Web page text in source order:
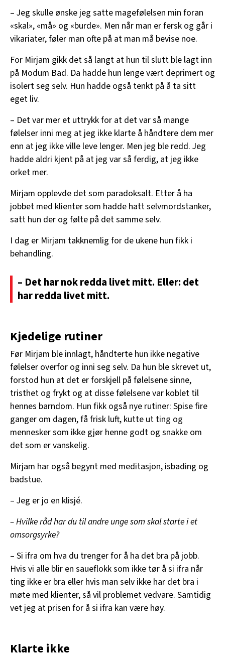
– Jeg skulle ønske jeg satte magefølelsen min foran
«skal», «må» og «burde». Men når man er fersk og går i
vikariater, føler man ofte på at man må bevise noe.
For Mirjam gikk det så langt at hun til slutt ble lagt inn
på Modum Bad. Da hadde hun lenge vært deprimert og
isolert seg selv. Hun hadde også tenkt på å ta sitt
eget liv.
– Det var mer et uttrykk for at det var så mange
følelser inni meg at jeg ikke klarte å håndtere dem mer
enn at jeg ikke ville leve lenger. Men jeg ble redd. Jeg
hadde aldri kjent på at jeg var så ferdig, at jeg ikke
orket mer.
Mirjam opplevde det som paradoksalt. Etter å ha
jobbet med klienter som hadde hatt selvmordstanker,
satt hun der og følte på det samme selv.
I dag er Mirjam takknemlig for de ukene hun fikk i
behandling.
– Det har nok redda livet mitt. Eller: det
har redda livet mitt.
Kjedelige rutiner
Før Mirjam ble innlagt, håndterte hun ikke negative
følelser overfor og inni seg selv. Da hun ble skrevet ut,
forstod hun at det er forskjell på følelsene sinne,
tristhet og frykt og at disse følelsene var koblet til
hennes barndom. Hun fikk også nye rutiner: Spise fire
ganger om dagen, få frisk luft, kutte ut ting og
mennesker som ikke gjør henne godt og snakke om
det som er vanskelig.
Mirjam har også begynt med meditasjon, isbading og
badstue.
– Jeg er jo en klisjé.
– Hvilke råd har du til andre unge som skal starte i et
omsorgsyrke?
– Si ifra om hva du trenger for å ha det bra på jobb.
Hvis vi alle blir en saueflokk som ikke tør å si ifra når
ting ikke er bra eller hvis man selv ikke har det bra i
møte med klienter, så vil problemet vedvare. Samtidig
vet jeg at prisen for å si ifra kan være høy.
Klarte ikke